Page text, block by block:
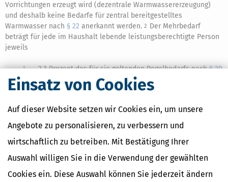
Einsatz von Cookies
Auf dieser Website setzen wir Cookies ein, um unsere
Angebote zu personalisieren, zu verbessern und
wirtschaftlich zu betreiben. Mit Bestätigung Ihrer
Auswahl willigen Sie in die Verwendung der gewählten
Cookies ein. Diese Auswahl können Sie jederzeit ändern
Vorrichtungen erzeugt wird (dezentrale Warmwassererzeugung)
und deshalb keine Bedarfe für zentral bereitgestelltes
Warmwasser nach § 22 anerkannt werden. 2 Der Mehrbedarf
beträgt für jede im Haushalt lebende leistungsberechtigte Person
jeweils
1. 2,3 Prozent des für sie geltenden Regelbedarfs nach§ 20
Absatz 2 Satz 1 oder Satz 2 Nummer 2
Absatz 2 Satz 2 Nummer 1oder§ 23 Nummer 1bei
Leistungsberechtigten im 15. Lebensjahr,
3. 1,2 Prozent des Regelbedarfs nach§ 23 Nummer 1
Leistungsberechtigten vom Beginn des siebten bis zur